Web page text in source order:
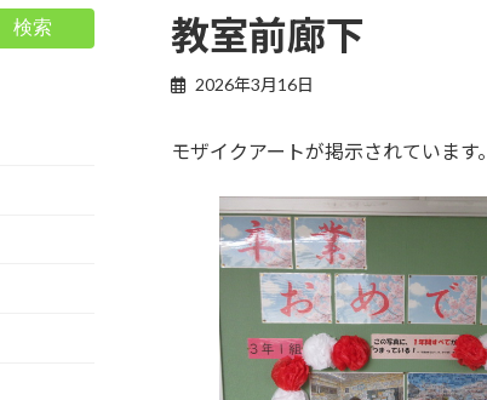
教室前廊下
2026年3月16日
モザイクアートが掲示されています。
検索